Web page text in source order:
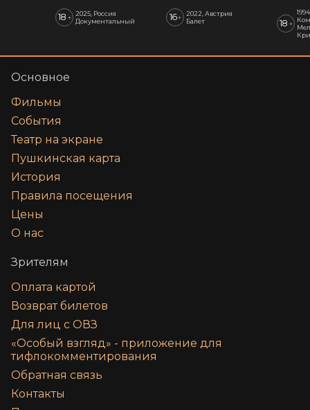
18 + 2025, Россия
Документальный
16+
2022, Австрия
Балет
18 +
Основное
Фильмы
События
Театр на экране
Пушкинская карта
История
Правила посещения
Цены
О нас
Зрителям
Оплата картой
Возврат билетов
Для лиц с ОВЗ
«‎Особый взгляд» - приложение для
тифлокомментирования
Обратная связь
Контакты